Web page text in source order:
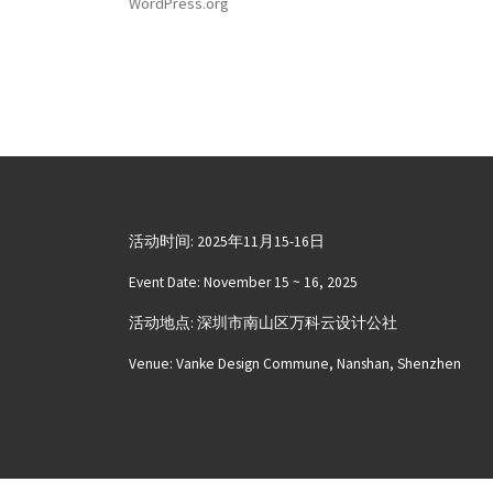
活动时间: 2025年11月15-16日
Event Date: November 15 ~ 16, 2025
活动地点: 深圳市南山区万科云设计公社
Venue: Vanke Design Commune, Nanshan, Shenzhen